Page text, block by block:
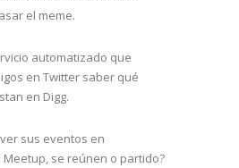
el meme.
automatizado que
en Twitter saber qué
en Digg.
sus eventos en
Meetup, se reúnen o partido?